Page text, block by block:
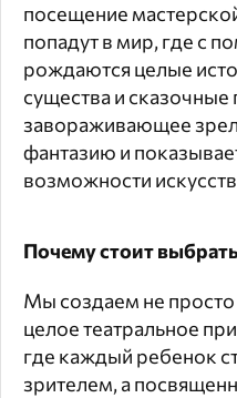
посещение
попадут в мир, где с
рождаются целые
существа и сказочные
завораживающее
фантазию и
возможности
Почему стоит
Мы создаем не просто
целое театральное
где каждый ребенок
зрителем, а